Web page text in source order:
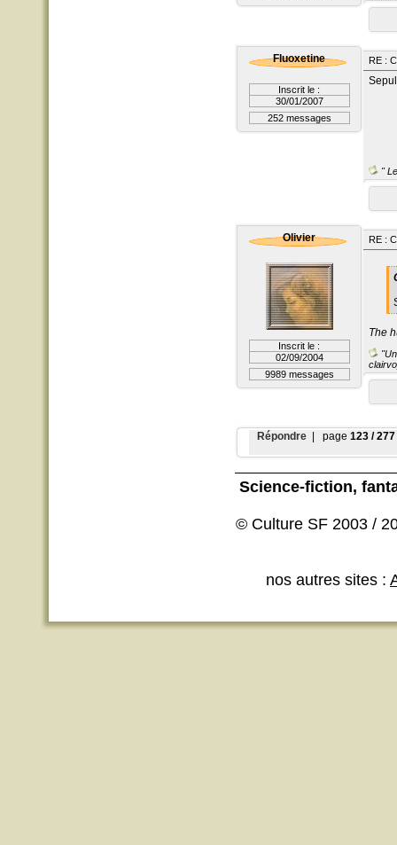
Fluoxetine
Inscrit le :
30/01/2007
252 messages
RE :
"
Olivier
Inscrit le :
02/09/2004
9989 messages
RE :
The
Répondre | page 123 / 277
Science-fiction,
© Culture SF 2003 /
nos autres sites :